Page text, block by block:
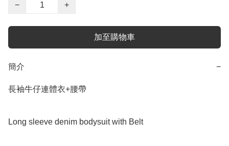
−
+
加至購物車
簡介 −
長袖牛仔連體衣+腰帶
Long sleeve denim bodysuit with Belt